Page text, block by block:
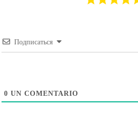
Подписаться
0 UN COMENTARIO